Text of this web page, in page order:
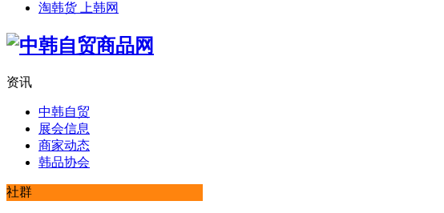
淘韩货 上韩网
资讯
中韩自贸
展会信息
商家动态
韩品协会
社群